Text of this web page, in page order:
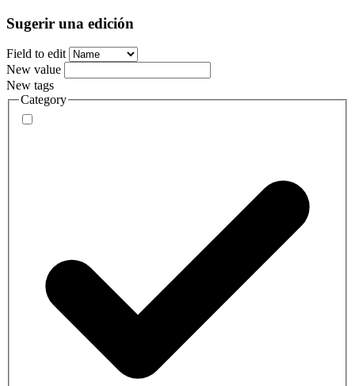
Sugerir una edición
Field to edit
New value
New tags
Category